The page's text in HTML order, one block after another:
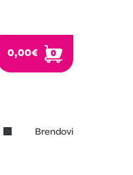
0,00€ 0
Brendovi